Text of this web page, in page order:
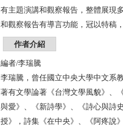
有主題演講和觀察報告，整體展現
和觀察報告有導言功能，冠以特稿
作者介紹
編者/李瑞騰
李瑞騰，曾任國立中央大學中文系
著有文學論著《台灣文學風貌》、
與愛》、《新詩學》、《詩心與詩
授》，詩集《在中央》、《阿疼說》